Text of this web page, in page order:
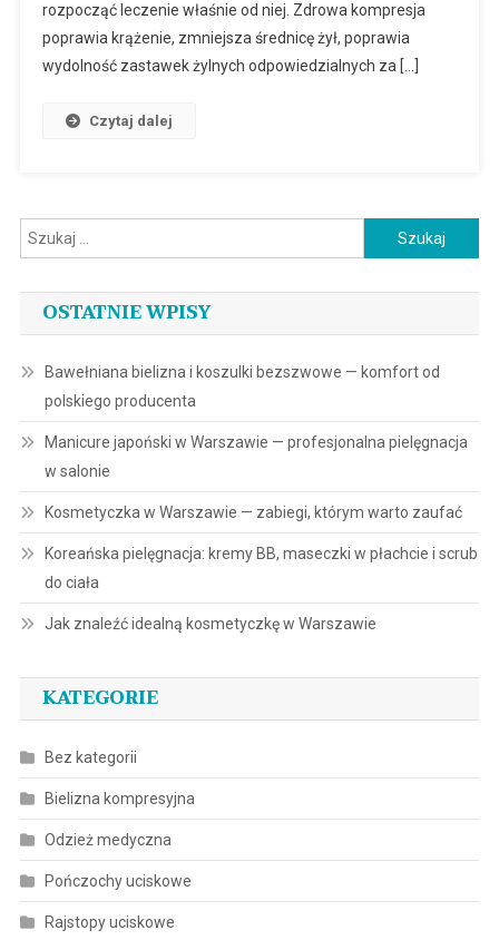
rozpocząć leczenie właśnie od niej. Zdrowa kompresja
poprawia krążenie, zmniejsza średnicę żył, poprawia
wydolność zastawek żylnych odpowiedzialnych za […]
Czytaj dalej
Szukaj:
OSTATNIE WPISY
Bawełniana bielizna i koszulki bezszwowe — komfort od
polskiego producenta
Manicure japoński w Warszawie — profesjonalna pielęgnacja
w salonie
Kosmetyczka w Warszawie — zabiegi, którym warto zaufać
Koreańska pielęgnacja: kremy BB, maseczki w płachcie i scrub
do ciała
Jak znaleźć idealną kosmetyczkę w Warszawie
KATEGORIE
Bez kategorii
Bielizna kompresyjna
Odzież medyczna
Pończochy uciskowe
Rajstopy uciskowe